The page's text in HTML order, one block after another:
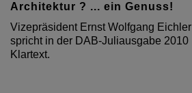
Architektur ? ... ein Genuss!
Vizepräsident Ernst Wolfgang Eichler
spricht in der DAB-Juliausgabe 2010
Klartext.